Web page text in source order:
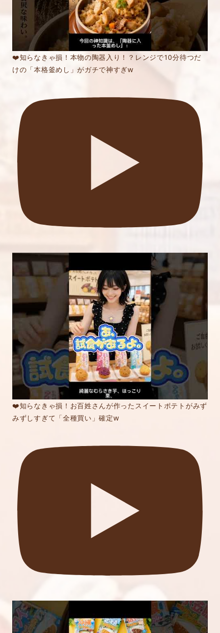
❤️知らなきゃ損！本物の陶器入り！？レンジで10分待つだ
けの「本格釜めし」がガチで神すぎw
❤️知らなきゃ損！お百姓さんが作ったスイートポテトがみず
みずしすぎて「全種買い」確定w